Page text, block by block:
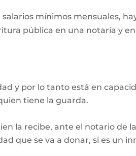
mínimos mensuales,
pública en una notaría y
y por lo tanto está en
tiene la guarda.
la recibe, ante el notario de
que se va a donar, si es un